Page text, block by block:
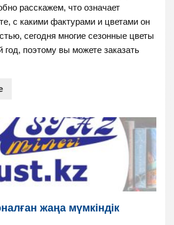
расскажем, что означает
с какими фактурами и цветами он
сегодня многие сезонные цветы
год, поэтому вы можете заказать
жаңа мүмкіндік